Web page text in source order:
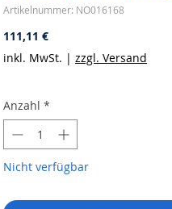
Artikelnummer: NO016168
111,11 €Preis
inkl. MwSt. | zzgl. Versand
Anzahl *
Nicht verfügbar